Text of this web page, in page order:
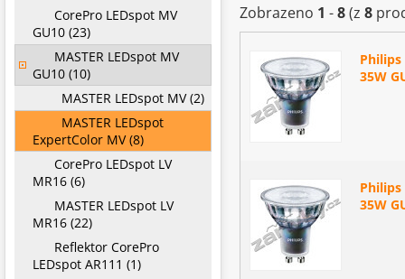
Zobrazeno 1 -8(z 8
Philips
35W
Philips
35W
CorePro LEDspot MV
GU10 (23)
MASTER LEDspot MV
GU10 (10)
MASTER LEDspot MV (2)
MASTER LEDspot
ExpertColor MV (8)
CorePro LEDspot LV
MR16 (6)
MASTER LEDspot LV
MR16 (22)
Reflektor CorePro
LEDspot AR111 (1)